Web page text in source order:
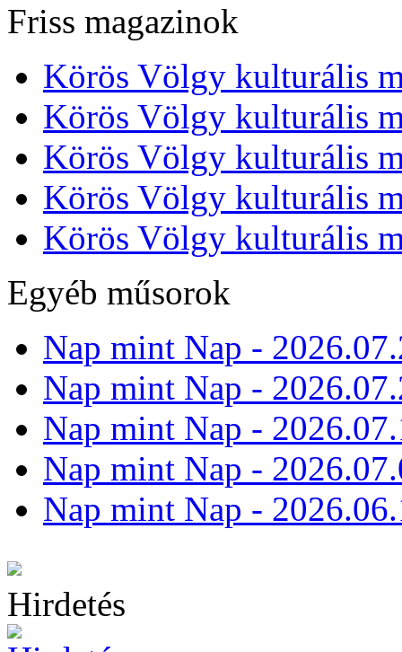
Friss magazinok
Körös Völgy kulturális
Körös Völgy kulturális
Körös Völgy kulturális
Körös Völgy kulturális
Körös Völgy kulturális
Egyéb műsorok
Nap mint Nap -
Nap mint Nap -
Nap mint Nap -
Nap mint Nap -
Nap mint Nap -
Hirdetés